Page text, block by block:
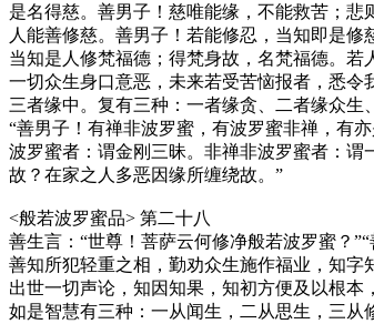
是名得慈。善男子！慈唯能缘，不能救苦；
人能善修慈。善男子！若能修忍，当知即是
当知是人修梵福德；得梵身故，名梵福德。
一切众生身口意恶，未来若受苦恼报者，悉令
三者缘中。复有三种：一者缘贪、二者缘众
“善男子！有禅非波罗蜜，有波罗蜜非禅，有
波罗蜜者：谓金刚三昧。非禅非波罗蜜者：
故？在家之人多恶因缘所缠绕故。”
<般若波罗蜜品> 第二十八
善生言：“世尊！菩萨云何修净般若波罗蜜？
善知所犯轻重之相，勤劝众生施作福业，知
出世一切声论，知因知果，知初方便及以根本
如是智慧有三种：一从闻生，二从思生，三